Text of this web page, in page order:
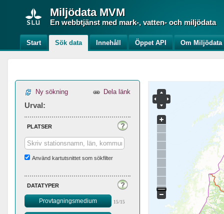
Miljödata MVM
En webbtjänst med mark-, vatten- och miljödata
Start Sök data Innehåll Öppet API Om Miljödata
Ny sökning Dela länk
Urval:
platser
Använd kartutsnittet som sökfilter
datatyper
Provtagningsmedium 15/15